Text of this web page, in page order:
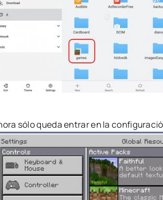
sólo queda entrar en la